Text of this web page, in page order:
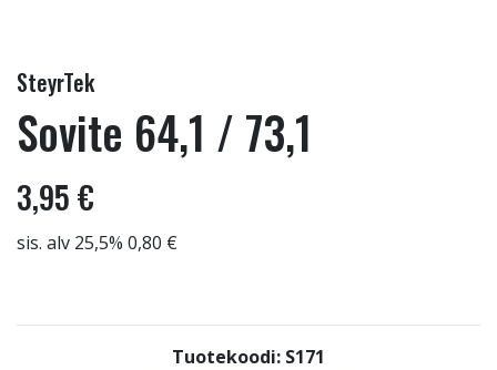
SteyrTek
Sovite 64,1 / 73,1
3,95 €
sis. alv 25,5% 0,80 €
Tuotekoodi: S171